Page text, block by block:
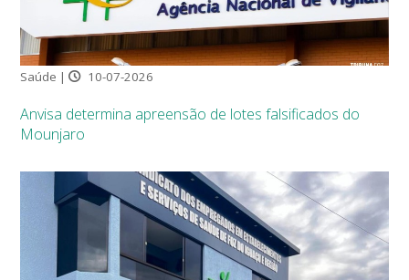
Saúde | 10-07-2026
Anvisa determina apreensão de lotes falsificados do
Mounjaro